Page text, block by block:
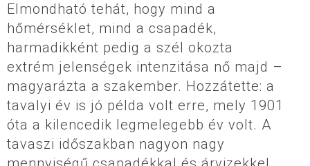
Elmondható tehát, hogy mind a
hőmérséklet, mind a csapadék,
harmadikként pedig a szél okozta
extrém jelenségek intenzitása nő majd –
magyarázta a szakember. Hozzátette: a
tavalyi év is jó példa volt erre, mely 1901
óta a kilencedik legmelegebb év volt. A
tavaszi időszakban nagyon nagy